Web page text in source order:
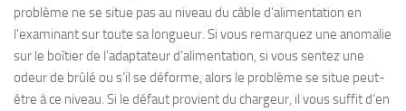
problème ne se situe pas au niveau du câble d’alimentation en
l’examinant sur toute sa longueur. Si vous remarquez une anomalie
sur le boîtier de l’adaptateur d’alimentation, si vous sentez une
odeur de brûlé ou s’il se déforme, alors le problème se situe peut-
être à ce niveau. Si le défaut provient du chargeur, il vous suffit d’en